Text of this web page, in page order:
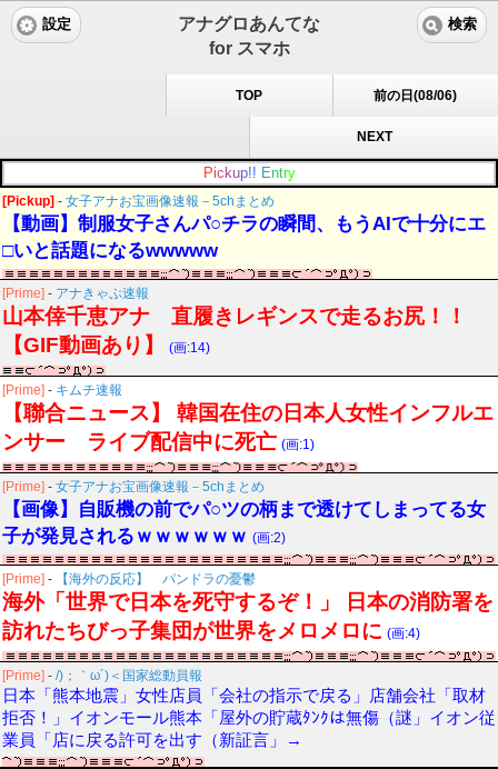
アナグロあんてな
for スマホ
設定 検索
TOP 前の日(08/06)
NEXT
Pic kup!! Entry
[Pickup] - 女子アナお宝画像速報－5chまとめ
【動画】制服女子さんパ○チラの瞬間、もうAIで十分にエ
□いと話題になるwwwww
[Prime] - アナきゃぷ速報
山本倖千恵アナ 直履きレギンスで走るお尻！！
【GIF動画あり】
(画:14)
[Prime] - キムチ速報
【聯合ニュース】 韓国在住の日本人女性インフルエ
ンサー ライブ配信中に死亡 (画:1)
[Prime] - 女子アナお宝画像速報－5chまとめ
【画像】自販機の前でパ○ツの柄まで透けてしまってる女
子が発見されるｗｗｗｗｗｗ (画:2)
[Prime] - 【海外の反応】 パンドラの憂鬱
海外「世界で日本を死守するぞ！」 日本の消防署を
訪れたちびっ子集団が世界をメロメロに (画:4)
[Prime] - /)；｀ω´)＜国家総動員報
日本「熊本地震」女性店員「会社の指示で戻る」店舗会社「取材
拒否！」イオンモール熊本「屋外の貯蔵ﾀﾝｸは無傷（謎」イオン従
業員「店に戻る許可を出す（新証言」→